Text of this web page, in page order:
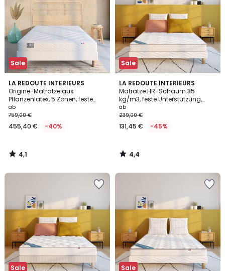
Sale
LA REDOUTE INTERIEURS
Origine-Matratze aus
Pflanzenlatex, 5 Zonen, feste
Unterstützung, feste Aufnahme
ab
759,00 €
455,40 € -40%
4,1
/ 5
4,1
/
Sale
LA REDOUTE INTERIEURS
Matratze HR-Schaum 35
kg/m3, feste Unterstützung,
weicher Liegekomfort
ab
239,00 €
131,45 € -45%
4,4
/ 5
4,4
/
Sale Sale